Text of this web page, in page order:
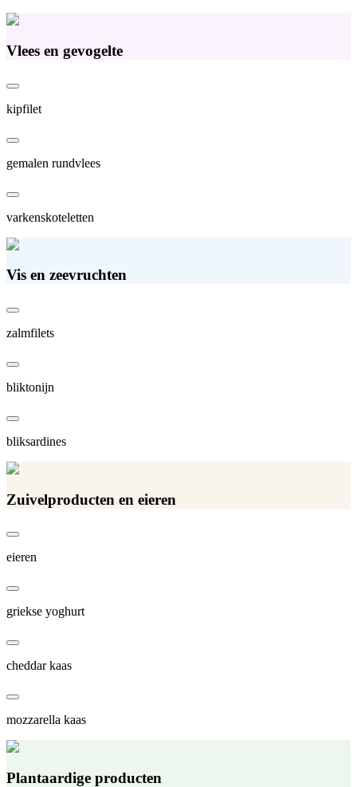
Vlees en gevogelte
kipfilet
gemalen rundvlees
varkenskoteletten
Vis en zeevruchten
zalmfilets
bliktonijn
bliksardines
Zuivelproducten en eieren
eieren
griekse yoghurt
cheddar kaas
mozzarella kaas
Plantaardige producten